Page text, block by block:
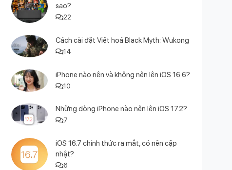
sao?
22
Cách cài đặt Việt hoá Black Myth: Wukong
14
iPhone nào nên và không nên lên iOS 16.6?
10
Những dòng iPhone nào nên lên iOS 17.2?
7
iOS 16.7 chính thức ra mắt, có nên cập
nhật?
6